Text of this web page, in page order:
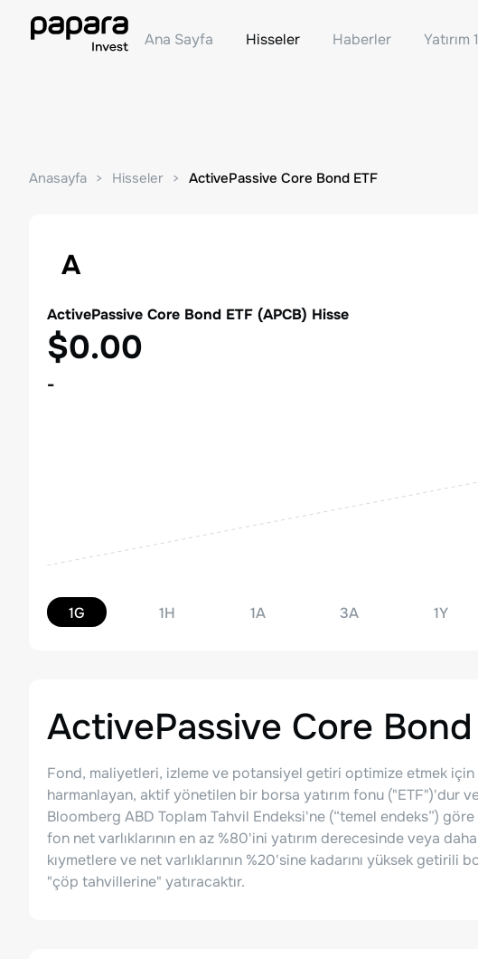
Ana Sayfa Hisseler Haberler Yatırım
Anasayfa Hisseler ActivePassive Core Bond ETF
A
ActivePassive Core Bond ETF (APCB) Hisse
$0.00
-
1G 1H 1A 3A 1Y
ActivePassive Core Bond
Fond, maliyetleri, izleme ve potansiyel getiri optimize etmek
harmanlayan, aktif yönetilen bir borsa yatırım fonu ("ETF")'dur
Bloomberg ABD Toplam Tahvil Endeksi'ne (“temel endeks”)
fon net varlıklarının en az %80'ini yatırım derecesinde veya
kıymetlere ve net varlıklarının %20'sine kadarını yüksek getirili
"çöp tahvillerine" yatıracaktır.